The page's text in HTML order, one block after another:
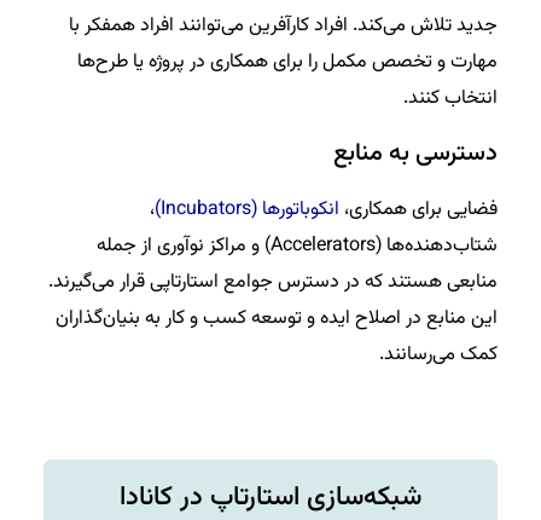
جدید تلاش می‌کند. افراد کارآفرین می‌توانند افراد همفکر با
مهارت و تخصص مکمل را برای همکاری در پروژه یا طرح‌ها
انتخاب کنند.
دسترسی به منابع
فضایی برای همکاری، انکوباتورها (Incubators)
،
شتاب‌دهنده‌ها (Accelerators) و مراکز نوآوری از جمله
منابعی هستند که در دسترس جوامع استارتاپی قرار می‌گیرند.
این منابع در اصلاح ایده و توسعه کسب و کار به بنیان‌گذاران
کمک می‌رسانند.
شبکه‌سازی استارتاپ در کانادا